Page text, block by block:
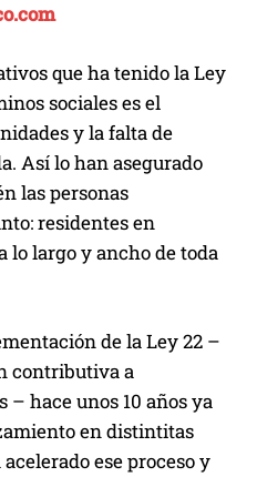
que ha tenido la Ley
sociales es el
y la falta de
Así lo han asegurado
las personas
residentes en
lo largo y ancho de toda
de la Ley 22 –
contributiva a
hace unos 10 años ya
en distintitas
ese proceso y